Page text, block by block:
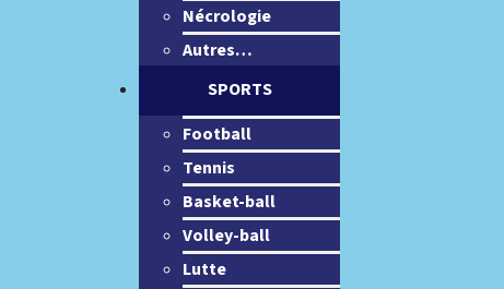
Nécrologie
Autres…
SPORTS
Football
Tennis
Basket-ball
Volley-ball
Lutte